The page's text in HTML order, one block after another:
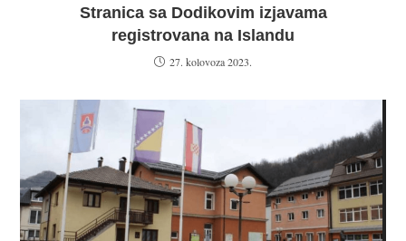
Stranica sa Dodikovim izjavama
registrovana na Islandu
27. kolovoza 2023.